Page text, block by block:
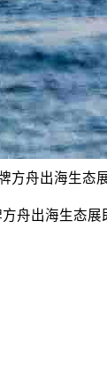
方舟出海生态
舟出海生态展